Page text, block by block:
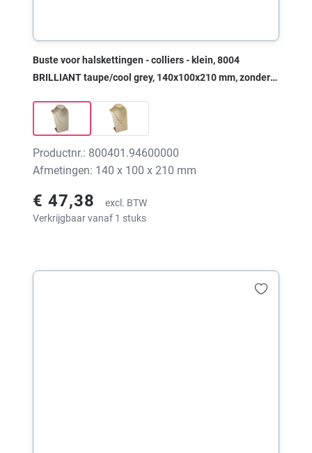
Buste voor halskettingen - colliers - klein, 8004
BRILLIANT taupe/cool grey, 140x100x210 mm, zonder
Productnr.: 800401.94600000
Afmetingen: 140 x 100 x 210 mm
€ 47,38
excl. BTW
Verkrijgbaar vanaf 1 stuks